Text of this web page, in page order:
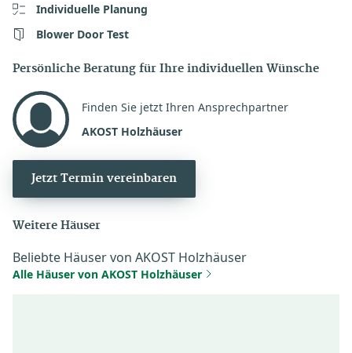
Individuelle Planung
Blower Door Test
Persönliche Beratung für Ihre individuellen Wünsche
Finden Sie jetzt Ihren Ansprechpartner
AKOST Holzhäuser
Jetzt Termin vereinbaren
Weitere Häuser
Beliebte Häuser von AKOST Holzhäuser
Alle Häuser von AKOST Holzhäuser